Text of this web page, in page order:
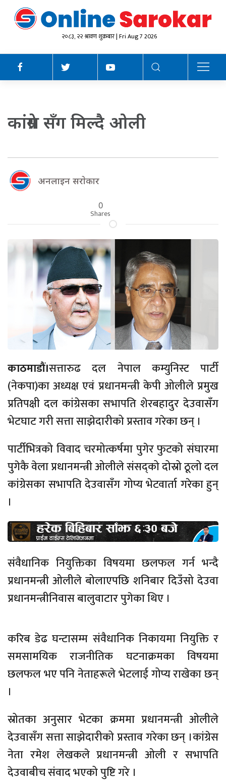
२०८३, २२ श्रावण शुक्रबार | Fri Aug 7 2026
कांग्रेस सँग मिल्दै ओली
अनलाइन सराेकार
0
Shares
काठमाडौं।सत्तारुढ दल नेपाल कम्युनिस्ट पार्टी
(नेकपा)का अध्यक्ष एवं प्रधानमन्त्री केपी ओलीले प्रमुख
प्रतिपक्षी दल कांग्रेसका सभापति शेरबहादुर देउवासँग
भेटघाट गरी सत्ता साझेदारीको प्रस्ताव गरेका छन् ।
पार्टीभित्रको विवाद चरमोत्कर्षमा पुगेर फुटको संघारमा
पुगेकै वेला प्रधानमन्त्री ओलीले संसद्को दोस्रो ठूलो दल
कांग्रेसका सभापति देउवासँग गोप्य भेटवार्ता गरेका हुन्
।
संवैधानिक नियुक्तिका विषयमा छलफल गर्न भन्दै
प्रधानमन्त्री ओलीले बोलाएपछि शनिबार दिउँसो देउवा
प्रधानमन्त्रीनिवास बालुवाटार पुगेका थिए ।
करिब डेढ घन्टासम्म संवैधानिक निकायमा नियुक्ति र
समसामयिक राजनीतिक घटनाक्रमका विषयमा
छलफल भए पनि नेताहरूले भेटलाई गोप्य राखेका छन्
।
स्रोतका अनुसार भेटका क्रममा प्रधानमन्त्री ओलीले
देउवासँग सत्ता साझेदारीको प्रस्ताव गरेका छन् ।कांग्रेस
नेता रमेश लेखकले प्रधानमन्त्री ओली र सभापति
देउवाबीच संवाद भएको पुष्टि गरे ।